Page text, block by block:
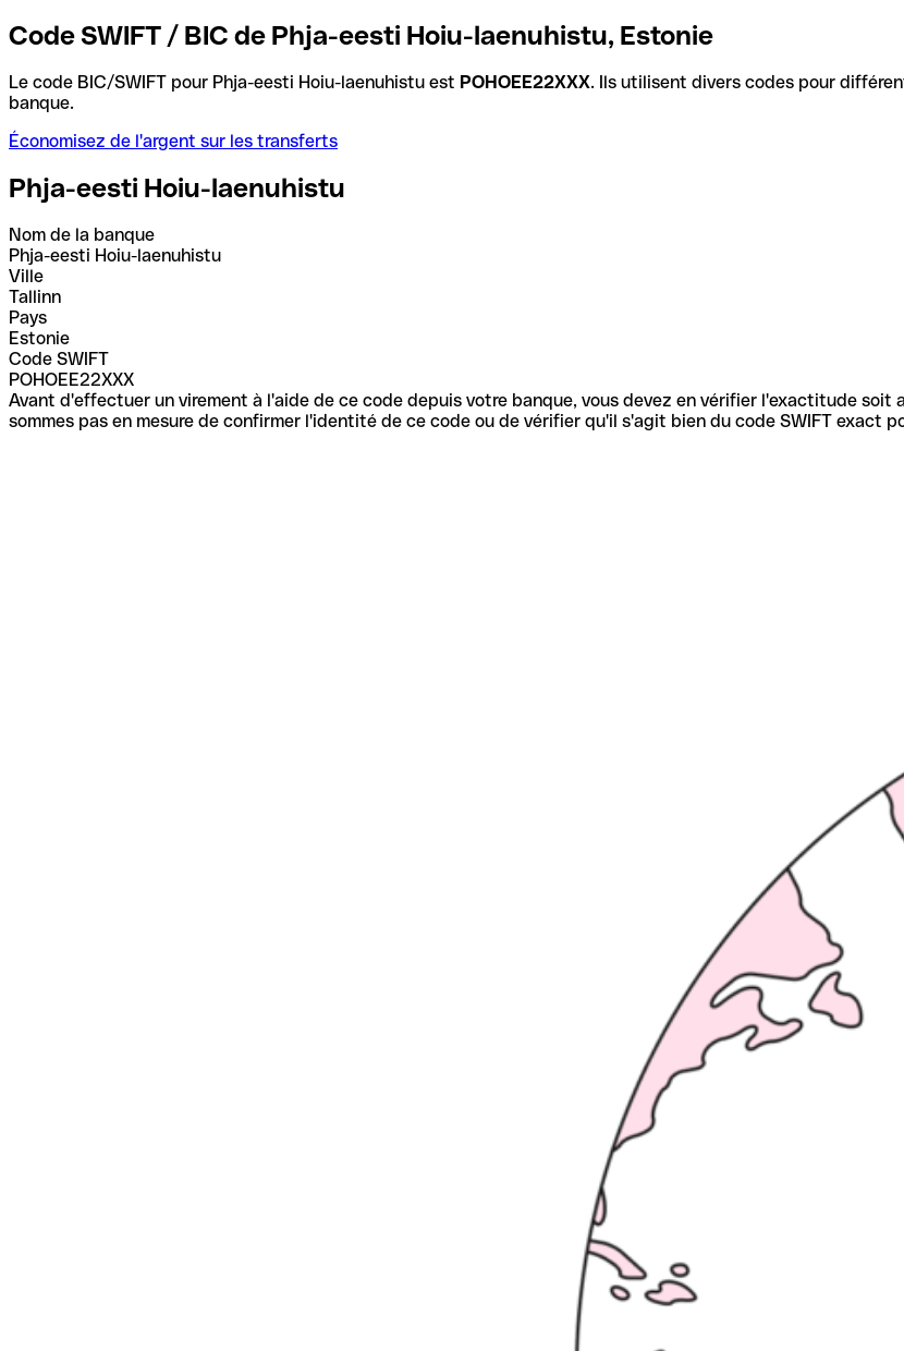
Code SWIFT / BIC de Phja-eesti Hoiu-laenuhistu, Estonie
Le code BIC/SWIFT pour Phja-eesti Hoiu-laenuhistu est POHOEE22XXX. Ils utilisent divers codes pour
banque.
Économisez de l'argent sur les transferts
Phja-eesti Hoiu-laenuhistu
Nom de la banque
Phja-eesti Hoiu-laenuhistu
Ville
Tallinn
Pays
Estonie
Code SWIFT
POHOEE22XXX
Avant d'effectuer un virement à l'aide de ce code depuis votre banque, vous devez en vérifier l'exactitude soit
sommes pas en mesure de confirmer l'identité de ce code ou de vérifier qu'il s'agit bien du code SWIFT exact